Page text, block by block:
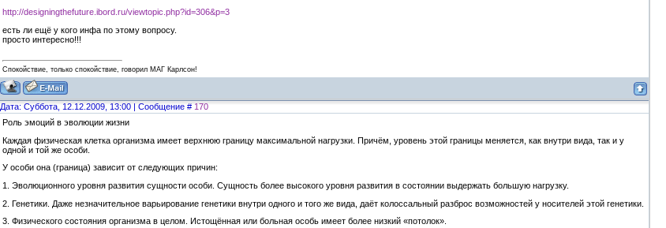
http://designingthefuture.ibord.ru/viewtopic.php?id=306&p=3
есть ли ещё у кого инфа по этому вопросу.
просто интересно!!!
Спокойствие, только спокойствие, говорил МАГ Карлсон!
Дата: Суббота, 12.12.2009, 13:00 | Сообщение # 170
Роль эмоций в эволюции жизни
Каждая физическая клетка организма имеет верхнюю границу максимальной нагрузки. Причём, уровень этой границы меняется, как внутри вида, так и у
одной и той же особи.
У особи она (граница) зависит от следующих причин:
1. Эволюционного уровня развития сущности особи. Сущность более высокого уровня развития в состоянии выдержать большую нагрузку.
2. Генетики. Даже незначительное варьирование генетики внутри одного и того же вида, даёт колоссальный разброс возможностей у носителей этой генетики.
3. Физического состояния организма в целом. Истощённая или больная особь имеет более низкий «потолок».